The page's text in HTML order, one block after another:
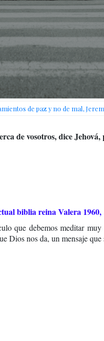
de paz y no de mal,
de vosotros, dice
biblia reina Valera 1960,
que debemos meditar
Dios nos da, un mensaje